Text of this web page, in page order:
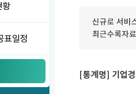
황
표일정
신규로 서비
최근수록자
[통계명] 기업